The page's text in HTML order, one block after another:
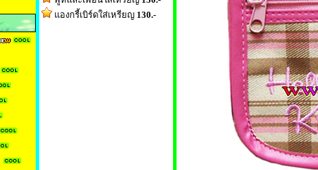
แองกรี้เบิร์ดใส่เหรียญ 130.-